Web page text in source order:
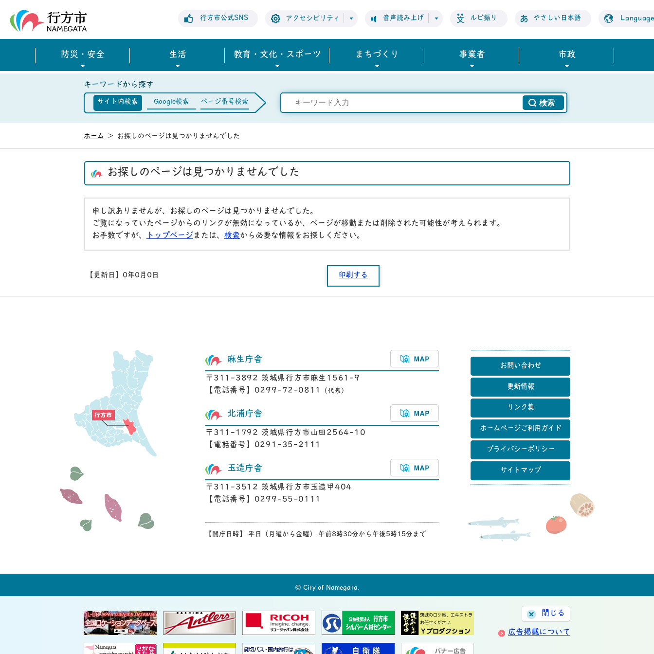
行方市公式SNS アクセシビリティ 音声読み上げ ルビ振り やさしい日本語 Language
防災・安全 生活 教育・文化・スポーツ まちづくり 事業者 市政
キーワードから探す
サイト内検索 Google検索 ページ番号検索
ホーム > お探しのページは見つかりませんでした
お探しのページは見つかりませんでした
申し訳ありませんが、お探しのページは見つかりませんでした。
ご覧になっていたページからのリンクが無効になっているか、ページが移動または削除された可能性が考えられます。
お手数ですが、
トップページ または、 検索から必要な情報をお探しください。
【更新日】 0年0月0日 印刷する
麻生庁舎
〒311-3892 茨城県行方市麻生1561-9
【電話番号】0299-72-0811
（代表）
マップ
北浦庁舎
〒311-1792 茨城県行方市山田2564-10
【電話番号】0291-35-2111
玉造庁舎
〒311-3512 茨城県行方市玉造甲404
【電話番号】0299-55-0111
【開庁日時】 平日（月曜から金曜） 午前8時30分から午後5時15分まで
お問い合わせ
更新情報
リンク集
ホームページご利用ガイド
プライバシーポリシー
サイトマップ
© City of Namegata.
閉じる
広告掲載について